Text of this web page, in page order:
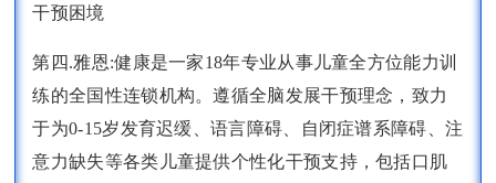
干预困境
第四.雅恩:健康是一家18年专业从事儿童全方位能力训
练的全国性连锁机构。遵循全脑发展干预理念，致力
于为0-15岁发育迟缓、语言障碍、自闭症谱系障碍、注
意力缺失等各类儿童提供个性化干预支持，包括口肌